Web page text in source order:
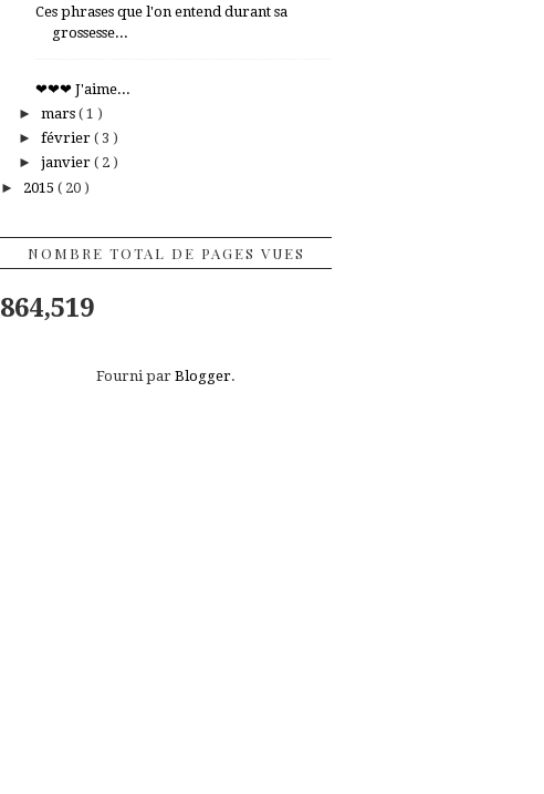
Ces phrases que l'on entend durant sa
grossesse...
❤❤❤ J'aime...
► mars ( 1 )
► février ( 3 )
► janvier ( 2 )
► 2015 ( 20 )
NOMBRE TOTAL DE PAGES VUES
864,519
Fourni par Blogger.